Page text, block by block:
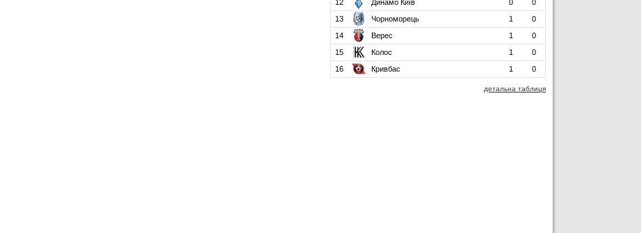
12
Динамо Київ 0
0
13
Чорноморець 1
0
14
Верес 1
0
15
Колос 1
0
16
Кривбас 1 0
детальна таблиця